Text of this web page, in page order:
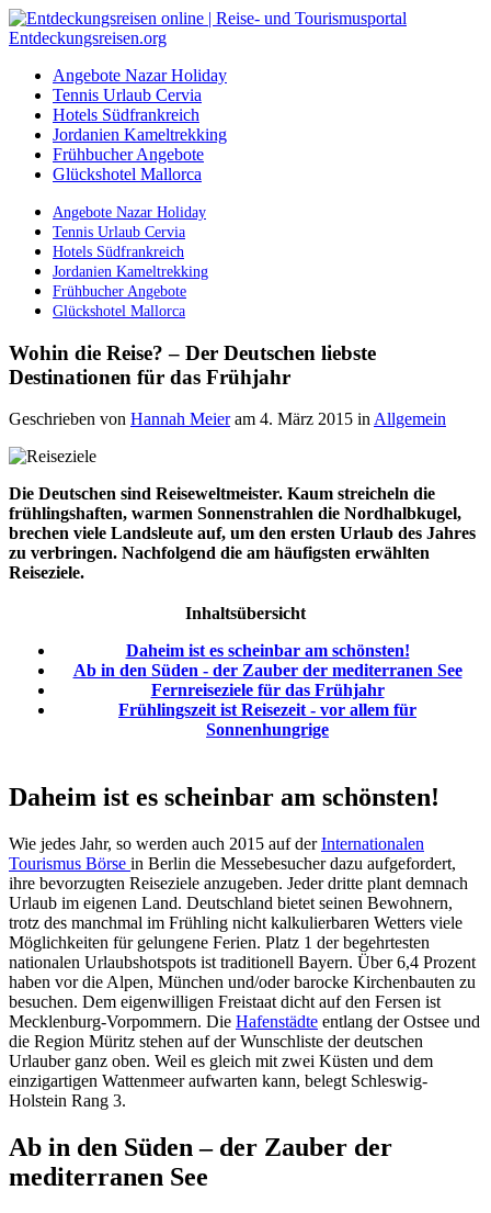
Angebote Nazar Holiday
Tennis Urlaub Cervia
Hotels Südfrankreich
Jordanien Kameltrekking
Frühbucher Angebote
Glückshotel Mallorca
Angebote Nazar Holiday
Tennis Urlaub Cervia
Hotels Südfrankreich
Jordanien Kameltrekking
Frühbucher Angebote
Glückshotel Mallorca
Wohin die Reise? – Der Deutschen liebste
Destinationen für das Frühjahr
Geschrieben von Hannah Meier am 4. März 2015 inAllgemein
Die Deutschen sind Reiseweltmeister. Kaum streicheln die
frühlingshaften, warmen Sonnenstrahlen die Nordhalbkugel,
brechen viele Landsleute auf, um den ersten Urlaub des Jahres
zu verbringen. Nachfolgend die am häufigsten erwählten
Reiseziele.
Inhaltsübersicht
Daheim ist es scheinbar am schönsten!
Ab in den Süden - der Zauber der mediterranen See
Fernreiseziele für das Frühjahr
Frühlingszeit ist Reisezeit - vor allem für
Sonnenhungrige
Daheim ist es scheinbar am schönsten!
Wie jedes Jahr, so werden auch 2015 auf derInternationalen
Tourismus Börse in Berlin die Messebesucher dazu aufgefordert,
ihre bevorzugten Reiseziele anzugeben. Jeder dritte plant demnach
Urlaub im eigenen Land. Deutschland bietet seinen Bewohnern,
trotz des manchmal im Frühling nicht kalkulierbaren Wetters viele
Möglichkeiten für gelungene Ferien. Platz 1 der begehrtesten
nationalen Urlaubshotspots ist traditionell Bayern. Über 6,4 Prozent
haben vor die Alpen, München und/oder barocke Kirchenbauten zu
besuchen. Dem eigenwilligen Freistaat dicht auf den Fersen ist
Mecklenburg-Vorpommern. Die Hafenstädte entlang der Ostsee und
die Region Müritz stehen auf der Wunschliste der deutschen
Urlauber ganz oben. Weil es gleich mit zwei Küsten und dem
einzigartigen Wattenmeer aufwarten kann, belegt Schleswig-
Holstein Rang 3.
Ab in den Süden – der Zauber der
mediterranen See